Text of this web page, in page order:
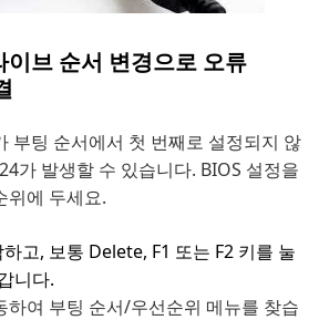
이브 순서 변경으로 오류
부팅 순서에서 첫 번째로 설정되지 않
가 발생할 수 있습니다. BIOS 설정을
위에 두세요.
고, 보통 Delete, F1 또는 F2 키를 눌
니다.
하여 부팅 순서/우선순위 메뉴를 찾습